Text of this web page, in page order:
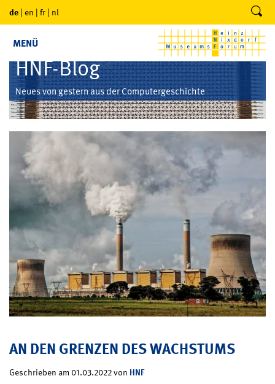
de | en | fr | nl
MENÜ
HNF-Blog
Neues von gestern aus der Computergeschichte
AN DEN GRENZEN DES WACHSTUMS
Geschrieben am 01.03.2022 von HNF